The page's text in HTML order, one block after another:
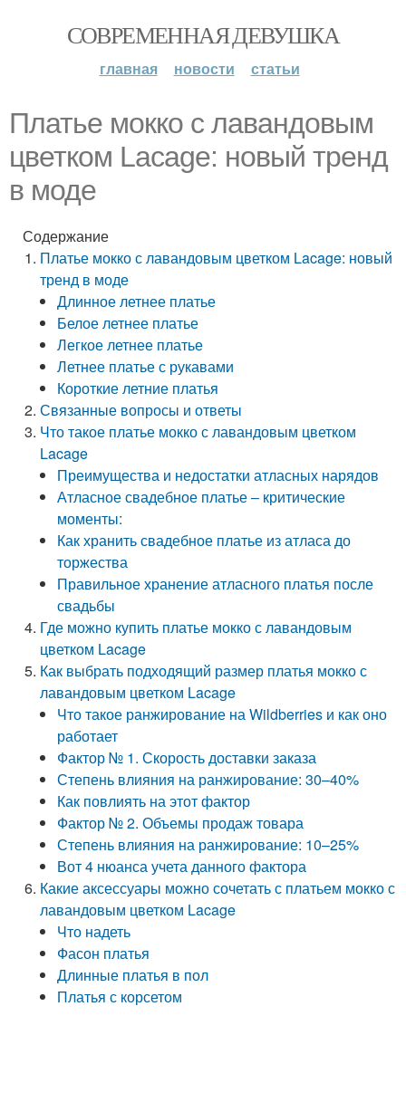
СОВРЕМЕННАЯ ДЕВУШКА
главная новости статьи
Платье мокко с лавандовым
цветком Lacage: новый тренд
в моде
Содержание
Платье мокко с лавандовым цветком Lacage: новый
тренд в моде
Длинное летнее платье
Белое летнее платье
Легкое летнее платье
Летнее платье с рукавами
Короткие летние платья
Связанные вопросы и ответы
Что такое платье мокко с лавандовым цветком
Lacage
Преимущества и недостатки атласных нарядов
Атласное свадебное платье – критические
моменты:
Как хранить свадебное платье из атласа до
торжества
Правильное хранение атласного платья после
свадьбы
Где можно купить платье мокко с лавандовым
цветком Lacage
Как выбрать подходящий размер платья мокко с
лавандовым цветком Lacage
Что такое ранжирование на Wildberries и как оно
работает
Фактор № 1. Скорость доставки заказа
Степень влияния на ранжирование: 30–40%
Как повлиять на этот фактор
Фактор № 2. Объемы продаж товара
Степень влияния на ранжирование: 10–25%
Вот 4 нюанса учета данного фактора
Какие аксессуары можно сочетать с платьем мокко с
лавандовым цветком Lacage
Что надеть
Фасон платья
Длинные платья в пол
Платья с корсетом